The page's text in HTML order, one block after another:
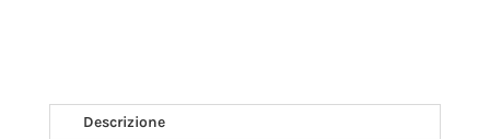
Descrizione